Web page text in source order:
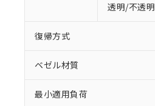
透明/不透明
復帰方式
ベゼル材質
最小適用負荷